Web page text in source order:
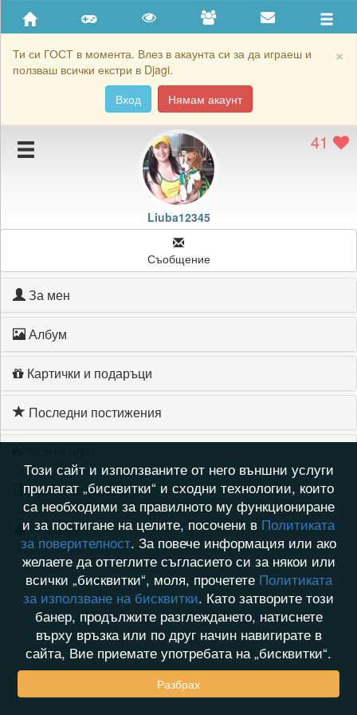
×
Ти си ГОСТ в момента. Влез в акаунта си за да играеш и
ползваш всички екстри в Djagi.
Вход
Нямам акаунт
Приятели
Хронология на игри
Подаръците на Liuba12345
Картичките на Liuba12345
Блокирай Liuba12345
41
Liuba12345
Съобщение
За мен
Албум
Картички и подаръци
Последни постижения
Хронология на игри
Активност
Този сайт и използваните от него външни услуги
прилагат „бисквитки“ и сходни технологии, които
са необходими за правилното му функциониране
и за постигане на целите, посочени в Политиката
за поверителност. За повече информация или ако
желаете да оттеглите съгласието си за някои или
всички „бисквитки“, моля, прочетете Политиката
за използване на бисквитки. Като затворите този
банер, продължите разглеждането, натиснете
върху връзка или по друг начин навигирате в
сайта, Вие приемате употребата на „бисквитки“.
Разбрах